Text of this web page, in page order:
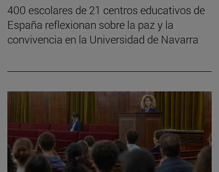
400 escolares de 21 centros educativos de
España reflexionan sobre la paz y la
convivencia en la Universidad de Navarra